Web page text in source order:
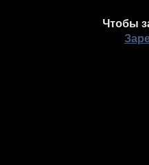
Чтобы